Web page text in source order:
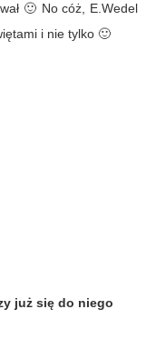
🙂 No cóż, E.Wedel
i nie tylko 🙂
już się do niego